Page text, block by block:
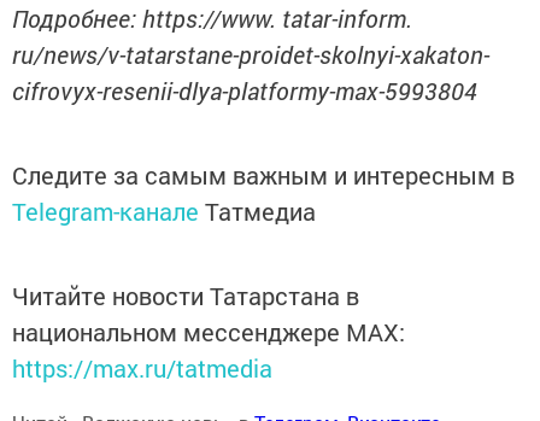
Подробнее: https://www. tatar-inform.
ru/news/v-tatarstane-proidet-skolnyi-xakaton-
cifrovyx-resenii-dlya-platformy-max-5993804
Следите за самым важным и интересным в
Telegram-канале Татмедиа
Читайте новости Татарстана в
национальном мессенджере MАХ:
https://max.ru/tatmedia